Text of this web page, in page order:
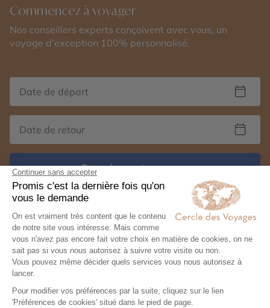
Commencez à voyager
Nos conseillers experts conçoivent avec vous, un
voyage d'exception 100% personnalisé.
Organisez votre voyage
Autres thématiques de voyages au Maroc :
Circuit privé au Maroc
Voyage à Marrakech